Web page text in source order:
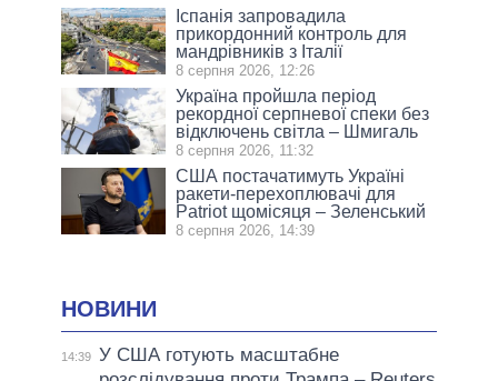
Іспанія запровадила
прикордонний контроль для
мандрівників з Італії
8 серпня 2026, 12:26
Україна пройшла період
рекордної серпневої спеки без
відключень світла – Шмигаль
8 серпня 2026, 11:32
США постачатимуть Україні
ракети-перехоплювачі для
Patriot щомісяця – Зеленський
8 серпня 2026, 14:39
НОВИНИ
14:39 У США готують масштабне